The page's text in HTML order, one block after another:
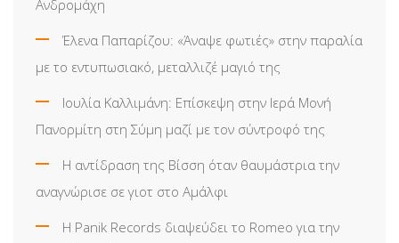
Ανδρομάχη
Έλενα Παπαρίζου: «Άναψε φωτιές» στην παραλία
με το εντυπωσιακό, μεταλλιζέ μαγιό της
Ιουλία Καλλιμάνη: Επίσκεψη στην Ιερά Μονή
Πανορμίτη στη Σύμη μαζί με τον σύντροφό της
Η αντίδραση της Βίσση όταν θαυμάστρια την
αναγνώρισε σε γιοτ στο Αμάλφι
Η Panik Records διαψεύδει το Romeo για την